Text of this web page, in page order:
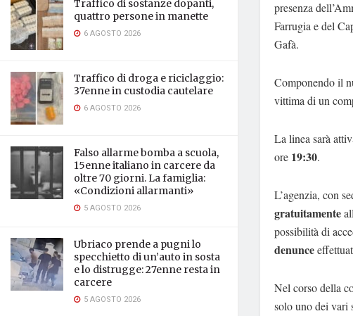
Traffico di sostanze dopanti,
quattro persone in manette
6 AGOSTO 2026
Traffico di droga e riciclaggio:
37enne in custodia cautelare
6 AGOSTO 2026
Falso allarme bomba a scuola,
15enne italiano in carcere da
oltre 70 giorni. La famiglia:
«Condizioni allarmanti»
5 AGOSTO 2026
Ubriaco prende a pugni lo
specchietto di un’auto in sosta
e lo distrugge: 27enne resta in
carcere
5 AGOSTO 2026
presenza
Farrugia e del
Gafà. ​
Componendo il
vittima di un
La linea sarà
ore 19:30.
L’agenzia, con
gratuitamente
possibilità di
denunce
Nel corso della
solo uno dei vari